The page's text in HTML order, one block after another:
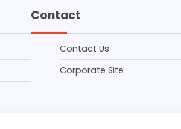
Contact
Contact Us
Corporate Site